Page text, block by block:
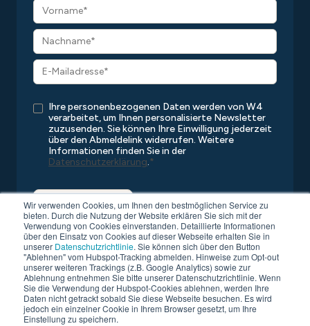
Wir verwenden Cookies, um Ihnen den bestmöglichen Service zu
bieten. Durch die Nutzung der Website erklären Sie sich mit der
Verwendung von Cookies einverstanden. Detaillierte Informationen
über den Einsatz von Cookies auf dieser Webseite erhalten Sie in
unserer Datenschutzrichtlinie. Sie können sich über den Button
"Ablehnen" vom Hubspot-Tracking abmelden. Hinweise zum Opt-out
unserer weiteren Trackings (z.B. Google Analytics) sowie zur
Ablehnung entnehmen Sie bitte unserer Datenschutzrichtlinie. Wenn
Sie die Verwendung der Hubspot-Cookies ablehnen, werden Ihre
Daten nicht getrackt sobald Sie diese Webseite besuchen. Es wird
jedoch ein einzelner Cookie in Ihrem Browser gesetzt, um Ihre
Einstellung zu speichern.
Ihre personenbezogenen Daten werden von W4
verarbeitet, um Ihnen personalisierte Newsletter
zuzusenden. Sie können Ihre Einwilligung jederzeit
über den Abmeldelink widerrufen. Weitere
Informationen finden Sie in der
Datenschutzerklärung.*
Copyright © 2026 W4Alle Rechte vorbehalten
DatenschutzKompatibilitätslisteAGBImpressum